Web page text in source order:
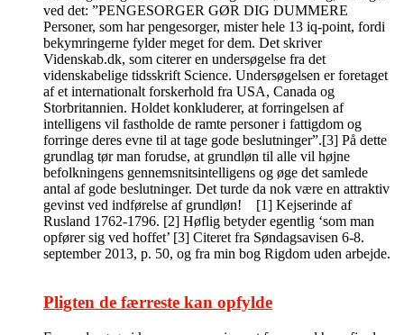
ved det: ”PENGESORGER GØR DIG DUMMERE
Personer, som har pengesorger, mister hele 13 iq-point, fordi
bekymringerne fylder meget for dem. Det skriver
Videnskab.dk, som citerer en undersøgelse fra det
videnskabelige tidsskrift Science. Undersøgelsen er foretaget
af et internationalt forskerhold fra USA, Canada og
Storbritannien. Holdet konkluderer, at forringelsen af
intelligens vil fastholde de ramte personer i fattigdom og
forringe deres evne til at tage gode beslutninger”.[3] På dette
grundlag tør man forudse, at grundløn til alle vil højne
befolkningens gennemsnitsintelligens og øge det samlede
antal af gode beslutninger. Det turde da nok være en attraktiv
gevinst ved indførelse af grundløn! [1] Kejserinde af
Rusland 1762-1796. [2] Høflig betyder egentlig ‘som man
opfører sig ved hoffet’ [3] Citeret fra Søndagsavisen 6-8.
september 2013, p. 50, og fra min bog Rigdom uden arbejde.
Pligten de færreste kan opfylde